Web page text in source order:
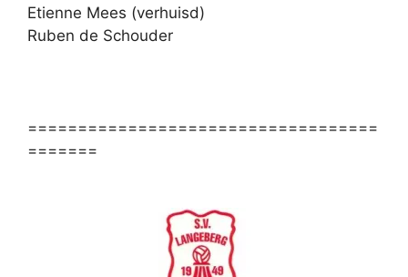
Etienne Mees (verhuisd)
Ruben de Schouder
===================================
=======